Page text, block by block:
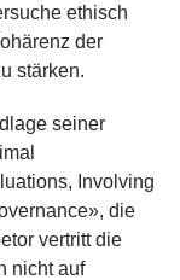
ethisch
der
stärken.
seiner
Involving
die
vertritt die
nicht auf